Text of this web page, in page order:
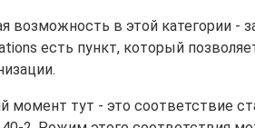
возможность в этой категории -
есть пункт, который
момент тут - это соответствие